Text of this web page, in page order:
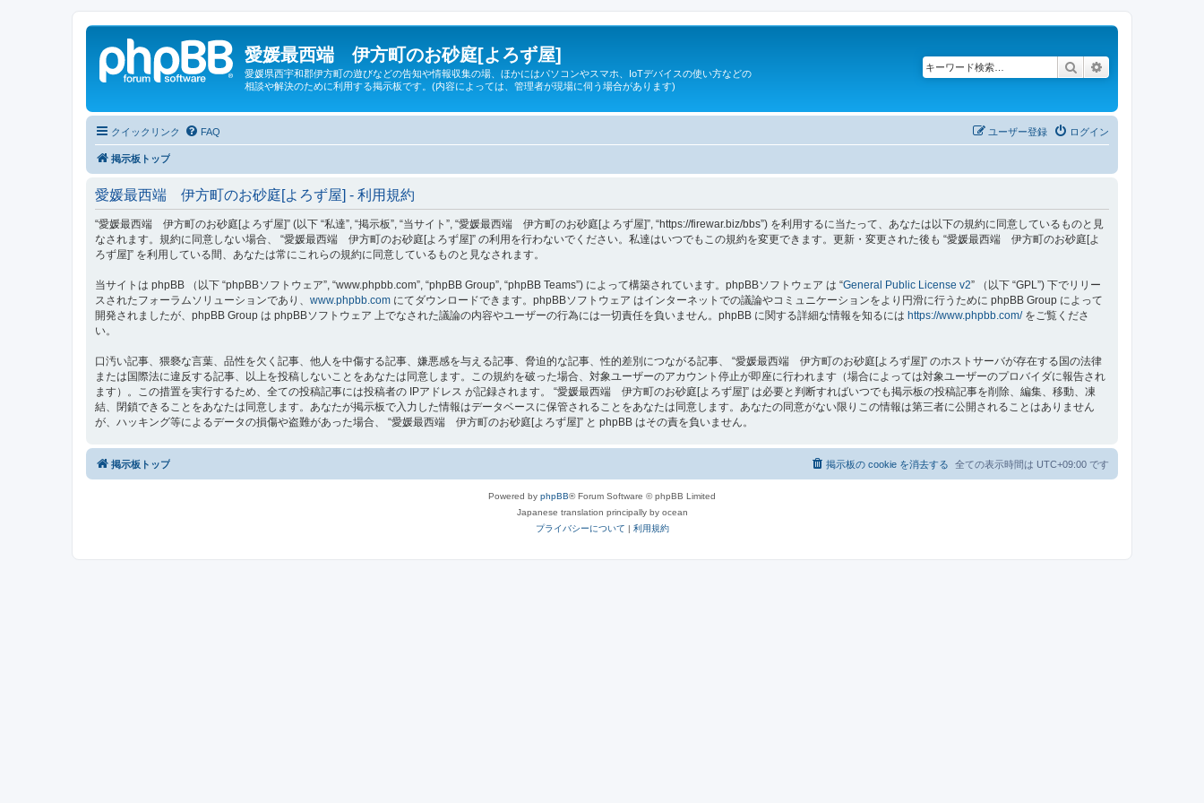
愛媛最西端 伊方町のお砂庭[よろず屋]
愛媛県西宇和郡伊方町の遊びなどの告知や情報収集の場、ほかにはパソコンやスマホ、IoTデバイスの使い方などの
相談や解決のために利用する掲示板です。(内容によっては、管理者が現場に伺う場合があります)
検索
クイックリンク FAQ ログイン
ユーザー登録
掲示板トップ
愛媛最西端 伊方町のお砂庭[よろず屋] - 利用規約
“愛媛最西端 伊方町のお砂庭[よろず屋]” (以下 “私達”, “掲示板”, “当サイト”, “愛媛最西端 伊方町のお砂庭[よろず屋]”, “https://firewar.biz/bbs”) を利用するに当たって、あなたは以下の規約に同意しているものと見
なされます。規約に同意しない場合、 “愛媛最西端 伊方町のお砂庭[よろず屋]” の利用を行わないでください。私達はいつでもこの規約を変更できます。更新・変更された後も “愛媛最西端 伊方町のお砂庭[よ
ろず屋]” を利用している間、あなたは常にこれらの規約に同意しているものと見なされます。
当サイトは phpBB （以下 “phpBBソフトウェア”, “www.phpbb.com”, “phpBB Group”, “phpBB Teams”) によって構築されています。phpBBソフトウェア は “General Public License v2” （以下 “GPL”) 下でリリー
スされたフォーラムソリューションであり、 www.phpbb.com にてダウンロードできます。phpBBソフトウェア はインターネットでの議論やコミュニケーションをより円滑に行うために phpBB Group によって
開発されましたが、phpBB Group は phpBBソフトウェア 上でなされた議論の内容やユーザーの行為には一切責任を負いません。phpBB に関する詳細な情報を知るには https://www.phpbb.com/をご覧くださ
い。
口汚い記事、猥褻な言葉、品性を欠く記事、他人を中傷する記事、嫌悪感を与える記事、脅迫的な記事、性的差別につながる記事、 “愛媛最西端 伊方町のお砂庭[よろず屋]” のホストサーバが存在する国の法律
または国際法に違反する記事、以上を投稿しないことをあなたは同意します。この規約を破った場合、対象ユーザーのアカウント停止が即座に行われます（場合によっては対象ユーザーのプロバイダに報告され
ます）。この措置を実行するため、全ての投稿記事には投稿者の IPアドレス が記録されます。 “愛媛最西端 伊方町のお砂庭[よろず屋]” は必要と判断すればいつでも掲示板の投稿記事を削除、編集、移動、凍
結、閉鎖できることをあなたは同意します。あなたが掲示板で入力した情報はデータベースに保管されることをあなたは同意します。あなたの同意がない限りこの情報は第三者に公開されることはありません
が、ハッキング等によるデータの損傷や盗難があった場合、 “愛媛最西端 伊方町のお砂庭[よろず屋]” と phpBB はその責を負いません。
掲示板トップ 全ての表示時間は UTC+09:00 です
掲示板の cookie を消去する
Powered by phpBB® Forum Software © phpBB Limited
Japanese translation principally by ocean
プライバシーについて | 利用規約